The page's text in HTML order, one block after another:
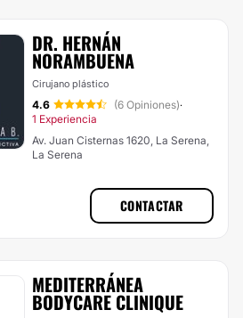
DR. HERNÁN
NORAMBUENA
Cirujano plástico
4.6 (6 Opiniones)·
1 Experiencia
Av. Juan Cisternas 1620, La Serena,
La Serena
CONTACTAR
MEDITERRÁNEA
BODYCARE CLINIQUE